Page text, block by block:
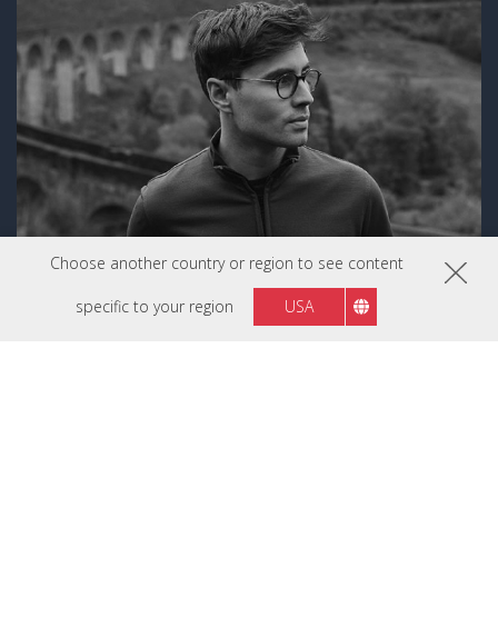
Choose another country or region to see content
specific to your region USA